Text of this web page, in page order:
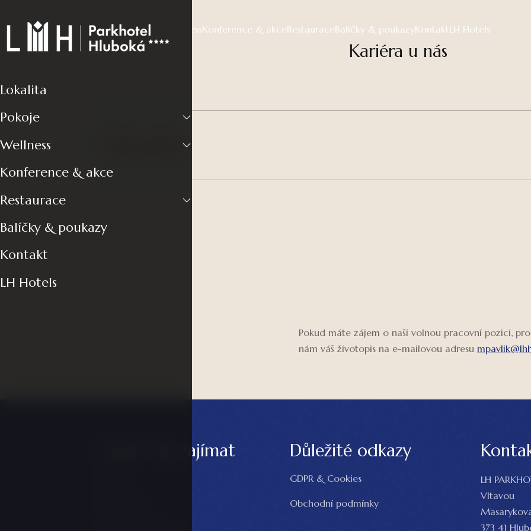
LokalitaPokoje WellnessKonference & akceRestauraceBalíčky & poukazyKontaktLH Hotels
Lokalita
Pokoje
Wellness
Konference & akce
Restaurace
Balíčky & poukazy
Kontakt
LH Hotels
Kariéra u nás
Pokud máte zájem o naši volnou pracovní pozici,
nám váš životopis na e-mailovou adresu
Může Vás zajímat Důležité odkazy
GDPR & Cookies
Obchodní podmínky
LH
Vltavou
373 41